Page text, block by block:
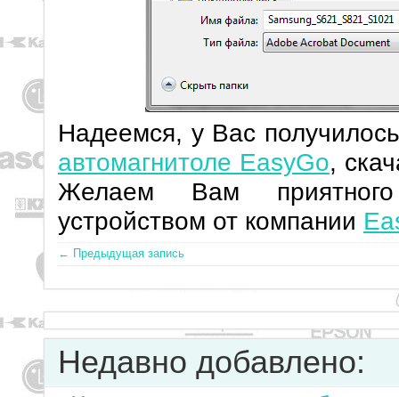
Надеемся, у Вас
автомагнитоле EasyGo,
Желаем Вам
устройством от компании
← Предыдущая запись
Недавно добавлено: